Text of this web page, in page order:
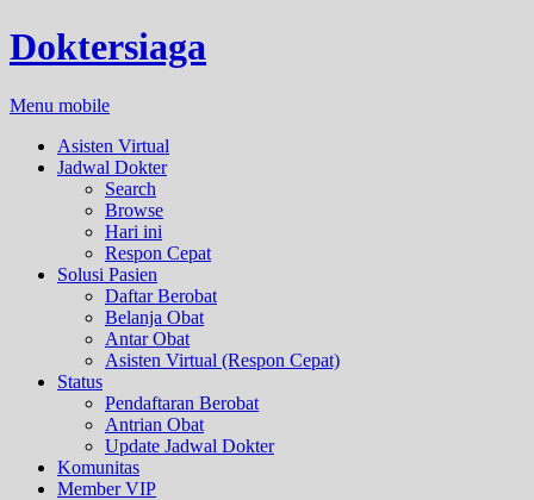
Doktersiaga
Menu mobile
Asisten Virtual
Jadwal Dokter
Search
Browse
Hari ini
Respon Cepat
Solusi Pasien
Daftar Berobat
Belanja Obat
Antar Obat
Asisten Virtual (Respon Cepat)
Status
Pendaftaran Berobat
Antrian Obat
Update Jadwal Dokter
Komunitas
Member VIP